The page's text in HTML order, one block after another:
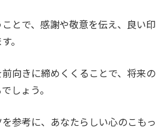
とで、感謝や敬意を伝え、良い印
。
向きに締めくくることで、将来の
しょう。
参考に、あなたらしい心のこもっ